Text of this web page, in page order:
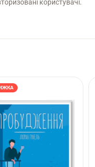
користувачі.